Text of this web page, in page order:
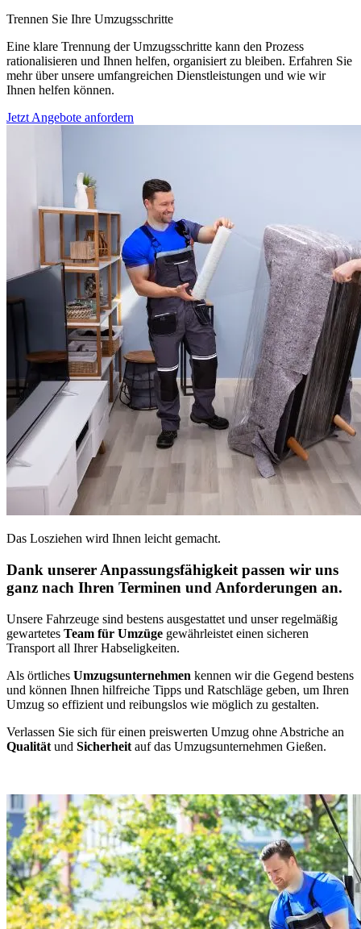
Trennen Sie Ihre Umzugsschritte
Eine klare Trennung der Umzugsschritte kann den Prozess
rationalisieren und Ihnen helfen, organisiert zu bleiben. Erfahren Sie
mehr über unsere umfangreichen Dienstleistungen und wie wir
Ihnen helfen können.
Jetzt Angebote anfordern
Das Losziehen wird Ihnen leicht gemacht.
Dank unserer Anpassungsfähigkeit passen wir uns
ganz nach Ihren Terminen und Anforderungen an.
Unsere Fahrzeuge sind bestens ausgestattet und unser regelmäßig
gewartetes Team für Umzüge gewährleistet einen sicheren
Transport all Ihrer Habseligkeiten.
Als örtliches Umzugsunternehmen kennen wir die Gegend bestens
und können Ihnen hilfreiche Tipps und Ratschläge geben, um Ihren
Umzug so effizient und reibungslos wie möglich zu gestalten.
Verlassen Sie sich für einen preiswerten Umzug ohne Abstriche an
Qualität und Sicherheit auf das Umzugsunternehmen Gießen.